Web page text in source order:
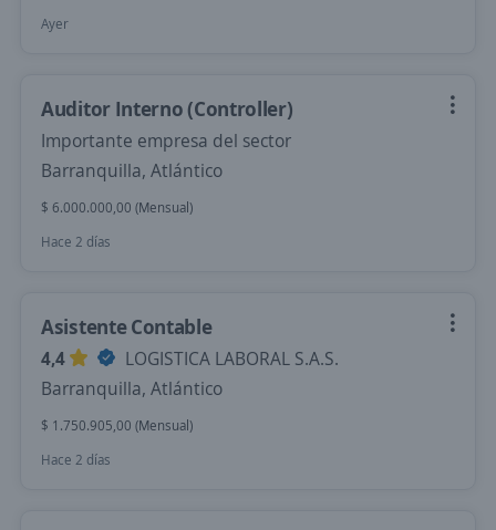
Ayer
Auditor Interno (Controller)
Importante empresa del sector
Barranquilla, Atlántico
$ 6.000.000,00 (Mensual)
Hace 2 días
Asistente Contable
4,4
LOGISTICA LABORAL S.A.S.
Barranquilla, Atlántico
$ 1.750.905,00 (Mensual)
Hace 2 días